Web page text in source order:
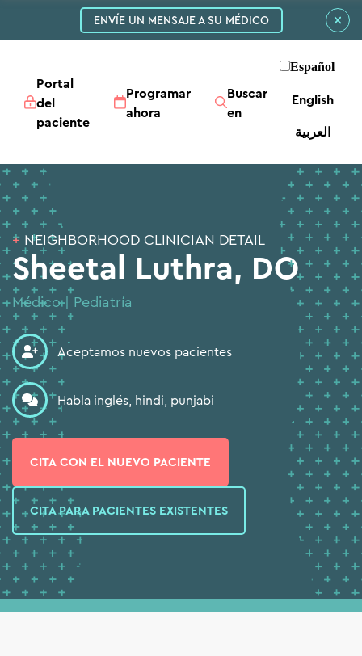
ENVÍE UN MENSAJE A SU MÉDICO
Portal
del
paciente
Programar
ahora
Buscar
en
Español
English
العربية‏
+ NEIGHBORHOOD CLINICIAN DETAIL
Sheetal Luthra, DO
Médico | Pediatría
Aceptamos nuevos pacientes
Habla inglés, hindi, punjabi
CITA CON EL NUEVO PACIENTE
CITA PARA PACIENTES EXISTENTES